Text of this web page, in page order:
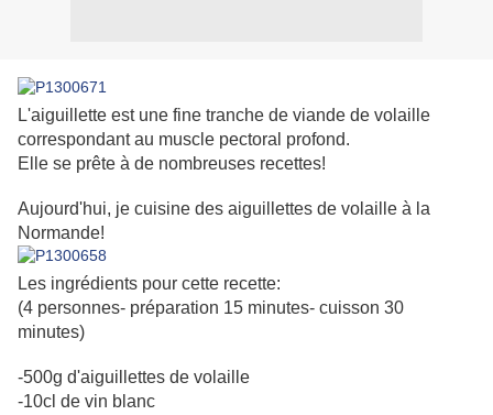
L'aiguillette est une fine tranche de viande de volaille
correspondant au muscle pectoral profond.
Elle se prête à de nombreuses recettes!
Aujourd'hui, je cuisine des aiguillettes de volaille à la
Normande!
Les ingrédients pour cette recette:
(4 personnes- préparation 15 minutes- cuisson 30
minutes)
-500g d'aiguillettes de volaille
-10cl de vin blanc